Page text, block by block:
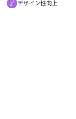
デザイン性向上